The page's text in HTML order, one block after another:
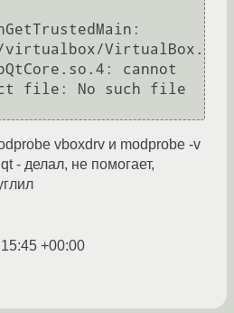
VirtualBox.
cannot
file: No such file
vboxdrv и modprobe -v
- делал, не помогает,
+00:00